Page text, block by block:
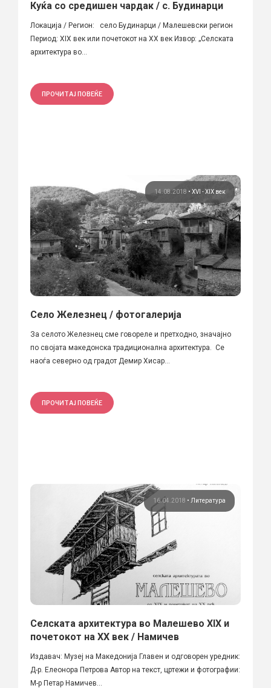
Куќа со средишен чардак / с. Будинарци
Локација / Регион: село Будинарци / Малешевски регион
Период: XIX век или почетокот на XX век Извор: „Селската
архитектура во...
ПРОЧИТАЈ ПОВЕЌЕ
14.08.2018 • XVI - XIX век
Село Железнец / фотогалерија
За селото Железнец сме говореле и претходно, значајно
по својата македонска традиционална архитектура. Се
наоѓа северно од градот Демир Хисар...
ПРОЧИТАЈ ПОВЕЌЕ
16.04.2018 • Литература
Селската архитектура во Малешево XIX и
почетокот на XX век / Намичев
Издавач: Музеј на Македонија Главен и одговорен уредник:
Д-р. Елеонора Петрова Автор на текст, цртежи и фотографии:
М-р Петар Намичев...